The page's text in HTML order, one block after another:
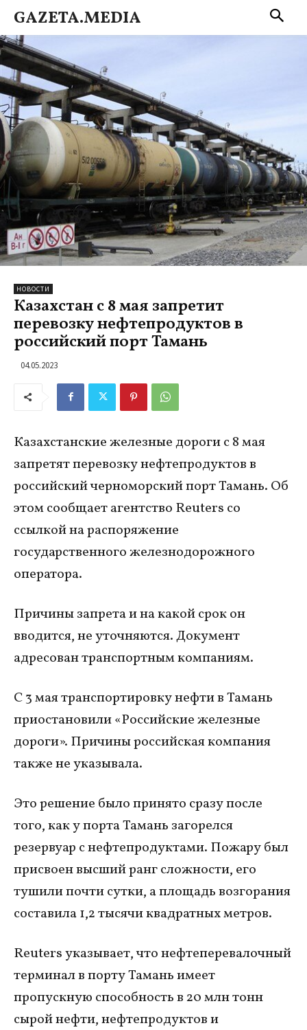
GAZETA.MEDIA
НОВОСТИ
Казахстан с 8 мая запретит
перевозку нефтепродуктов в
российский порт Тамань
04.05.2023
Казахстанские железные дороги с 8 мая
запретят перевозку нефтепродуктов в
российский черноморский порт Тамань. Об
этом сообщает агентство Reuters со
ссылкой на распоряжение
государственного железнодорожного
оператора.
Причины запрета и на какой срок он
вводится, не уточняются. Документ
адресован транспортным компаниям.
С 3 мая транспортировку нефти в Тамань
приостановили «Российские железные
дороги». Причины российская компания
также не указывала.
Это решение было принято сразу после
того, как у порта Тамань загорелся
резервуар с нефтепродуктами. Пожару был
присвоен высший ранг сложности, его
тушили почти сутки, а площадь возгорания
составила 1,2 тысячи квадратных метров.
Reuters указывает, что нефтеперевалочный
терминал в порту Тамань имеет
пропускную способность в 20 млн тонн
сырой нефти, нефтепродуктов и